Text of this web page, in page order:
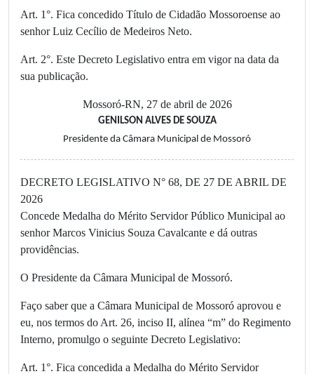
Art. 1°. Fica concedido Título de Cidadão Mossoroense ao
senhor Luiz Cecílio de Medeiros Neto.
Art. 2°. Este Decreto Legislativo entra em vigor na data da
sua publicação.
Mossoró-RN, 27 de abril de 2026
GENILSON ALVES DE SOUZA
Presidente da Câmara Municipal de Mossoró
DECRETO LEGISLATIVO N° 68, DE 27 DE ABRIL DE
2026
Concede Medalha do Mérito Servidor Público Municipal ao
senhor Marcos Vinicius Souza Cavalcante e dá outras
providências.
O Presidente da Câmara Municipal de Mossoró.
Faço saber que a Câmara Municipal de Mossoró aprovou e
eu, nos termos do Art. 26, inciso II, alínea “m” do Regimento
Interno, promulgo o seguinte Decreto Legislativo:
Art. 1°. Fica concedida a Medalha do Mérito Servidor